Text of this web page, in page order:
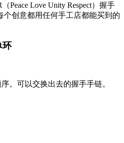
Peace Love Unity Respect）握手
个创意都用任何手工店都能买到的
环
。可以交换出去的握手手链。